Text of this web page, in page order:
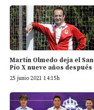
Martín Olmedo deja el San
Pío X nueve años después
25 junio 2021 14:15h